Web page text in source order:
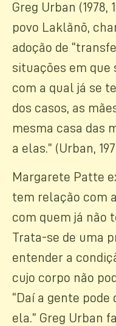
Greg Urban (1978,
povo Laklãnõ,
adoção de
situações em que
com a qual já se
dos casos, as
mesma casa das
a elas.” (Urban,
Margarete Patte
tem relação com
com quem já não
Trata-se de uma
entender a
cujo corpo não
“Daí a gente
ela.” Greg Urban